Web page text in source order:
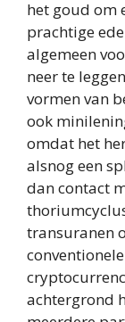
het goud om
prachtige
algemeen
neer te
vormen van
ook
omdat het
alsnog een
dan contact
transuranen
achtergrond